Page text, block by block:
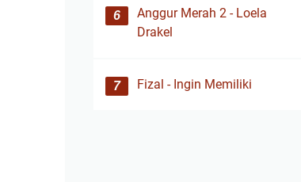
Anggur Merah 2 - Loela
Drakel
Fizal - Ingin Memiliki